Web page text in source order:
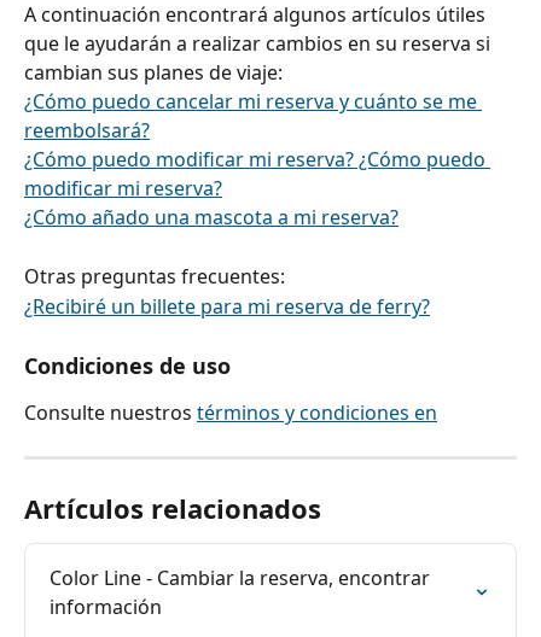
A continuación encontrará algunos artículos útiles
que le ayudarán a realizar cambios en su reserva si
cambian sus planes de viaje:
¿Cómo puedo cancelar mi reserva y cuánto se me
reembolsará?
¿Cómo puedo modificar mi reserva? ¿Cómo puedo
modificar mi reserva?
¿Cómo añado una mascota a mi reserva?
Otras preguntas frecuentes:
¿Recibiré un billete para mi reserva de ferry?
Condiciones de uso
Consulte nuestros términos y condiciones en
Artículos relacionados
Color Line - Cambiar la reserva, encontrar
información